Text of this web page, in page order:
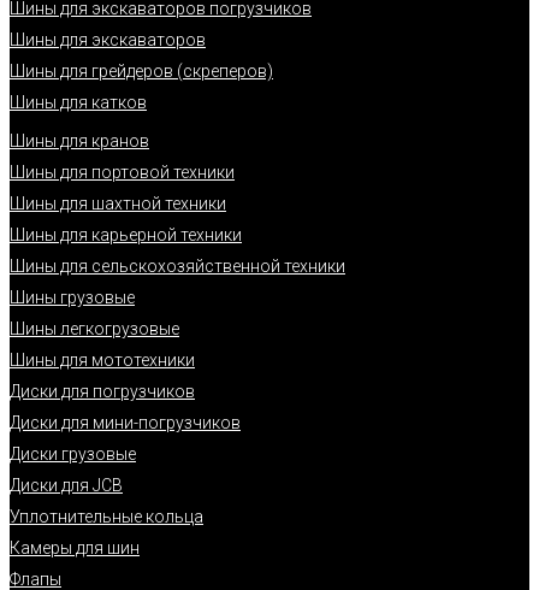
Шины для экскаваторов погрузчиков
Шины для экскаваторов
Шины для грейдеров (скреперов)
Шины для катков
Шины для кранов
Шины для портовой техники
Шины для шахтной техники
Шины для карьерной техники
Шины для сельскохозяйственной техники
Шины грузовые
Шины легкогрузовые
Шины для мототехники
Диски для погрузчиков
Диски для мини-погрузчиков
Диски грузовые
Диски для JCB
Уплотнительные кольца
Камеры для шин
Флапы